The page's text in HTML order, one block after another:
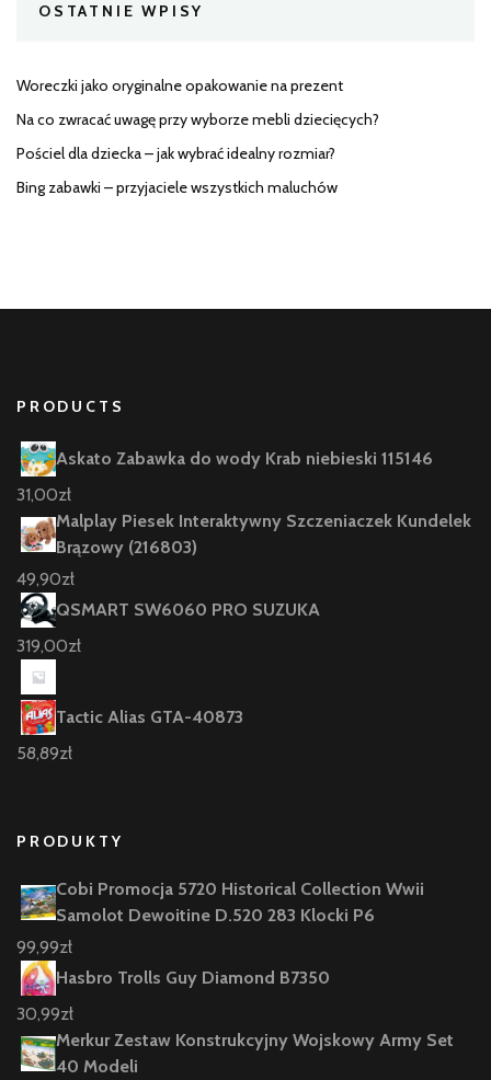
OSTATNIE WPISY
Woreczki jako oryginalne opakowanie na prezent
Na co zwracać uwagę przy wyborze mebli dziecięcych?
Pościel dla dziecka – jak wybrać idealny rozmiar?
Bing zabawki – przyjaciele wszystkich maluchów
PRODUCTS
Askato Zabawka do wody Krab niebieski 115146
31,00zł
Malplay Piesek Interaktywny Szczeniaczek Kundelek
Brązowy (216803)
49,90zł
QSMART SW6060 PRO SUZUKA
319,00zł
Tactic Alias GTA-40873
58,89zł
PRODUKTY
Cobi Promocja 5720 Historical Collection Wwii
Samolot Dewoitine D.520 283 Klocki P6
99,99zł
Hasbro Trolls Guy Diamond B7350
30,99zł
Merkur Zestaw Konstrukcyjny Wojskowy Army Set
40 Modeli